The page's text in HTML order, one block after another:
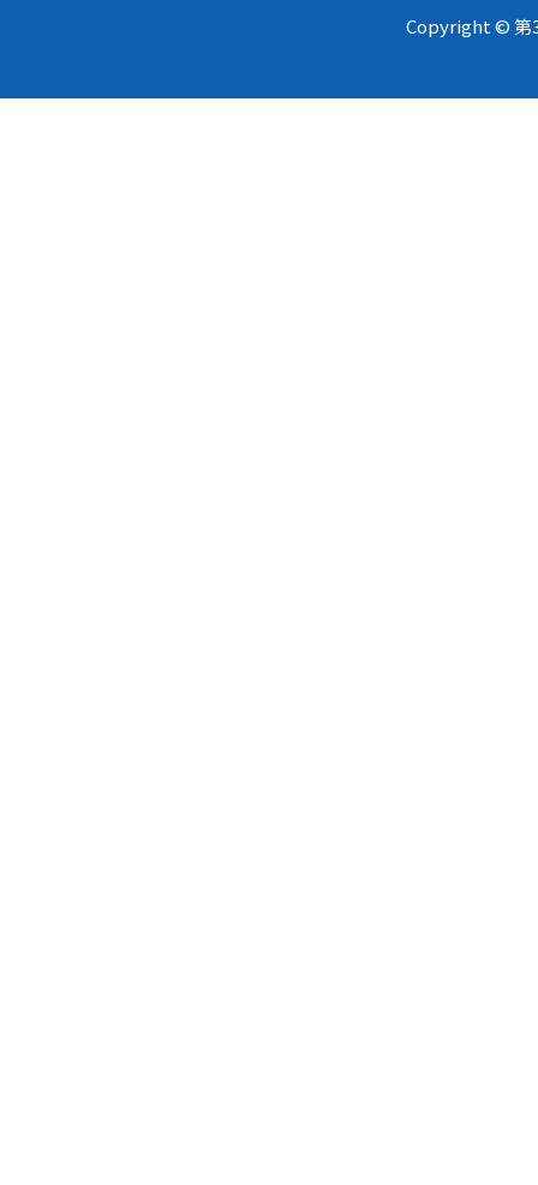
Copyright © 第